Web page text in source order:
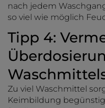
nach jedem
so viel wie möglich
Tipp 4:
Zu viel Waschmittel
Keimbildung